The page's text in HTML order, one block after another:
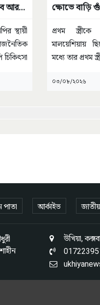
আরও
স্থায়ী
চিকিৎসা
ক্ষোভে বাড়ি
প্রথম
মালয়েশিয়ায়
মধ্যে তার প্রথম
০৩/০৮/২০২৬
পাতা আর্কাইভ জাতীয়
উখিয়া,